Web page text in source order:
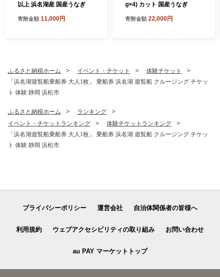
以上 浜名湖産 国産うなぎ
寄附金額 11,000円
g×4) カット 国産うなぎ
寄附金額 22,000円
ふるさと納税ホーム イベント・チケット
体験チケット
「浜名湖遊覧船乗船券 大人1枚」 乗船券 浜名湖 遊覧船 クルージング チケッ
ト 体験 静岡 浜松市
ふるさと納税ホーム
ランキング
イベント・チケットランキング
体験チケットランキング
「浜名湖遊覧船乗船券 大人1枚」 乗船券 浜名湖 遊覧船 クルージング チケッ
ト 体験 静岡 浜松市
プライバシーポリシー 運営会社 自治体関係者の皆様へ
利用規約 ウェブアクセシビリティの取り組み お問い合わせ
au PAY マーケットトップ